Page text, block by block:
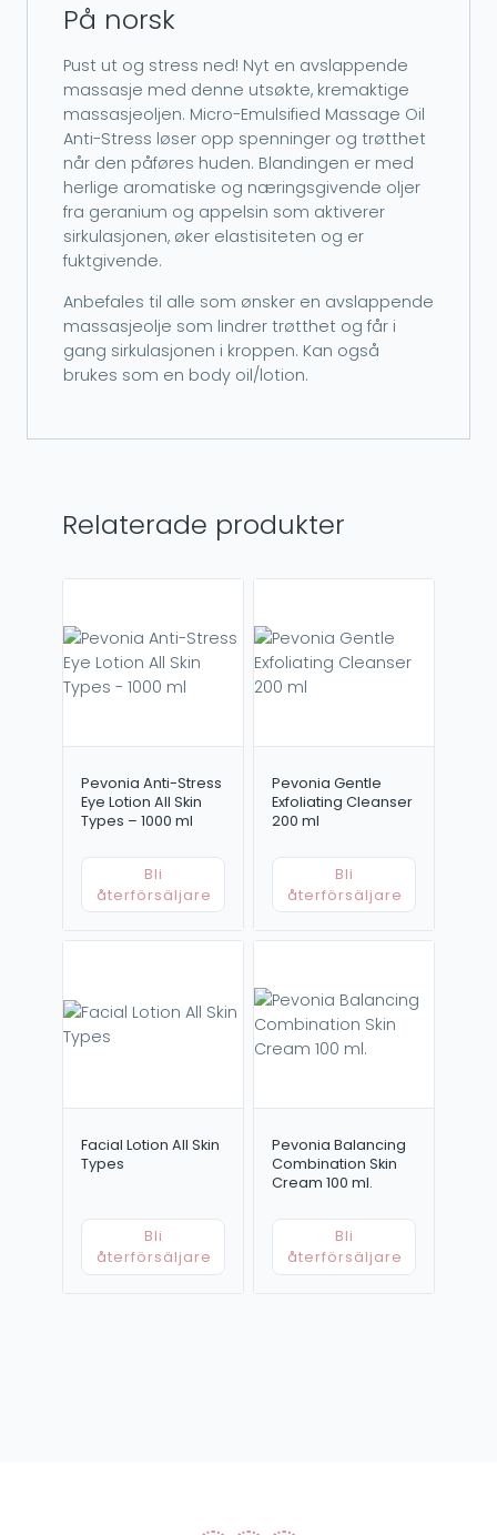
På norsk
Pust ut og stress ned! Nyt en avslappende
massasje med denne utsøkte, kremaktige
massasjeoljen. Micro-Emulsified Massage Oil
Anti-Stress løser opp spenninger og trøtthet
når den påføres huden. Blandingen er med
herlige aromatiske og næringsgivende oljer
fra geranium og appelsin som aktiverer
sirkulasjonen, øker elastisiteten og er
fuktgivende.
Anbefales til alle som ønsker en avslappende
massasjeolje som lindrer trøtthet og får i
gang sirkulasjonen i kroppen. Kan også
brukes som en body oil/lotion.
Relaterade produkter
Pevonia Anti-Stress
Eye Lotion All Skin
Types – 1000 ml
Bli
återförsäljare
Pevonia Gentle
Exfoliating Cleanser
200 ml
Bli
återförsäljare
Facial Lotion All Skin
Types
Bli
återförsäljare
Pevonia Balancing
Combination Skin
Cream 100 ml.
Bli
återförsäljare